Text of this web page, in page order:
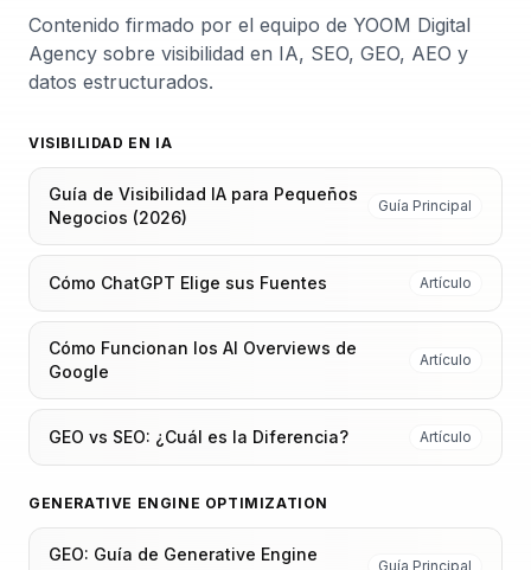
Contenido firmado por el equipo de YOOM Digital
Agency sobre visibilidad en IA, SEO, GEO, AEO y
datos estructurados.
VISIBILIDAD EN IA
Guía de Visibilidad IA para Pequeños
Negocios (2026)
Guía Principal
Cómo ChatGPT Elige sus Fuentes Artículo
Cómo Funcionan los AI Overviews de
Google
Artículo
GEO vs SEO: ¿Cuál es la Diferencia? Artículo
GENERATIVE ENGINE OPTIMIZATION
GEO: Guía de Generative Engine
Guía Principal